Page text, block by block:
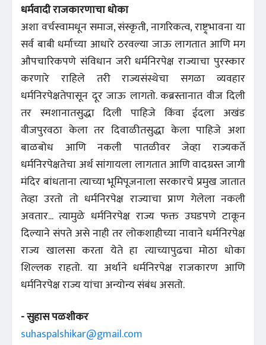
धर्मवादी राजकारणाचा धोका
अशा वर्चस्वामधून समाज, संस्कृती, नागरिकत्व, राष्ट्र्भावना या
सर्व बाबी धर्माच्या आधारे ठरवल्या जाऊ लागतात आणि मग
औपचारिकपणे संविधान जरी धर्मनिरपेक्ष राज्याचा पुरस्कार
करणारे राहिले तरी राज्यसंस्थेचा सगळा व्यवहार
धर्मनिरपेक्षतेपासून दूर जाऊ लागतो. कब्रस्तानात वीज दिली
तर स्मशानातसुद्धा दिली पाहिजे किंवा ईदला अखंड
वीजपुरवठा केला तर दिवाळीतसुद्धा केला पाहिजे अशा
बाळबोध आणि नकली पातळीवर जेव्हा राज्यकर्ते
धर्मनिरपेक्षतेचा अर्थ सांगायला लागतात आणि वादग्रस्त जागी
मंदिर बांधताना त्याच्या भूमिपूजनाला सरकारचे प्रमुख जातात
तेव्हा उरतो तो धर्मनिरपेक्ष राज्याचा प्राण गेलेला नकली
अवतार... त्यामुळे धर्मनिरपेक्ष राज्य फक्त उघडपणे टाकून
दिल्याने संपते असे नाही तर लोकशाहीच्या नावाने धर्मनिरपेक्ष
राज्य खालसा करता येते हा त्याच्यापुढचा मोठा धोका
शिल्लक राहतो. या अर्थाने धर्मनिरपेक्ष राजकारण आणि
धर्मनिरपेक्ष राज्य यांचा अन्योन्य संबंध असतो.
- सुहास पळशीकर
suhaspalshikar@gmail.com